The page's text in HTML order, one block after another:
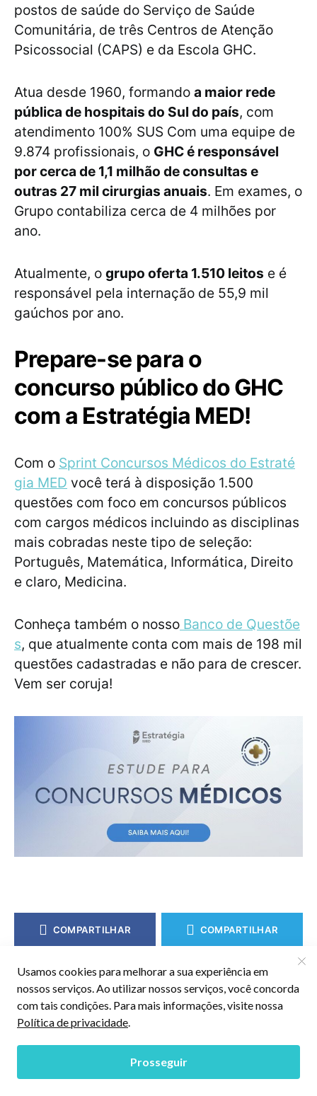
postos de saúde do Serviço de Saúde
Comunitária, de três Centros de Atenção
Psicossocial (CAPS) e da Escola GHC.
Atua desde 1960, formando a maior rede
pública de hospitais do Sul do país, com
atendimento 100% SUS Com uma equipe de
9.874 profissionais, o GHC é responsável
por cerca de 1,1 milhão de consultas e
outras 27 mil cirurgias anuais. Em exames, o
Grupo contabiliza cerca de 4 milhões por
ano.
Atualmente, o grupo oferta 1.510 leitos e é
responsável pela internação de 55,9 mil
gaúchos por ano.
Prepare-se para o
concurso público do GHC
com a Estratégia MED!
Com o Sprint Concursos Médicos do Estraté
gia MED você terá à disposição 1.500
questões com foco em concursos públicos
com cargos médicos incluindo as disciplinas
mais cobradas neste tipo de seleção:
Português, Matemática, Informática, Direito
e claro, Medicina.
Conheça também o nosso Banco de Questõe
s, que atualmente conta com mais de 198 mil
questões cadastradas e não para de crescer.
Vem ser coruja!
COMPARTILHAR COMPARTILHAR
Priscila Pereira
comunicação, divido minha paixão entre o
jornalismo e os esportes